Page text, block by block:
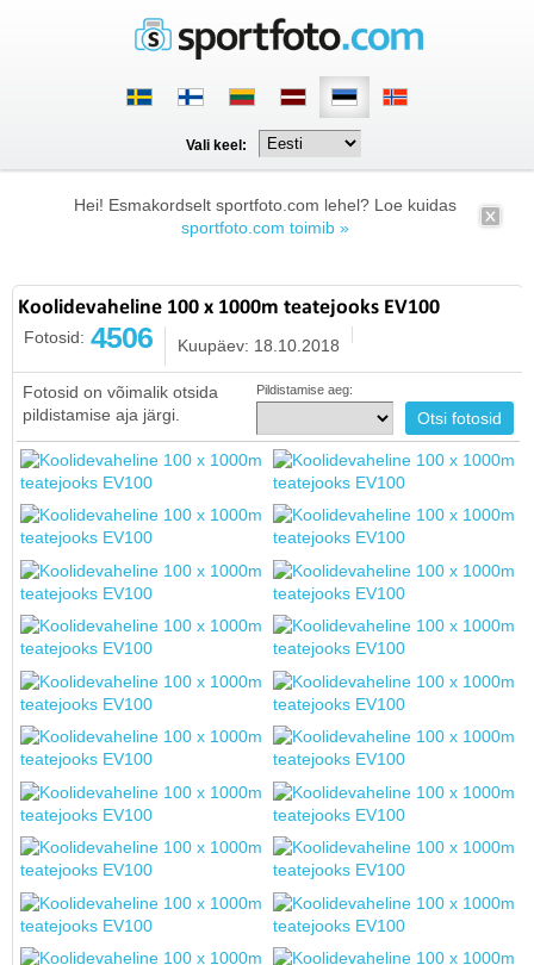
Vali keel:
Hei! Esmakordselt sportfoto.com lehel? Loe kuidas
sportfoto.com toimib »
Koolidevaheline 100 x 1000m teatejooks EV100
Fotosid: 4506 Kuupäev: 18.10.2018
Fotosid on võimalik otsida
pildistamise aja järgi.
Pildistamise aeg: